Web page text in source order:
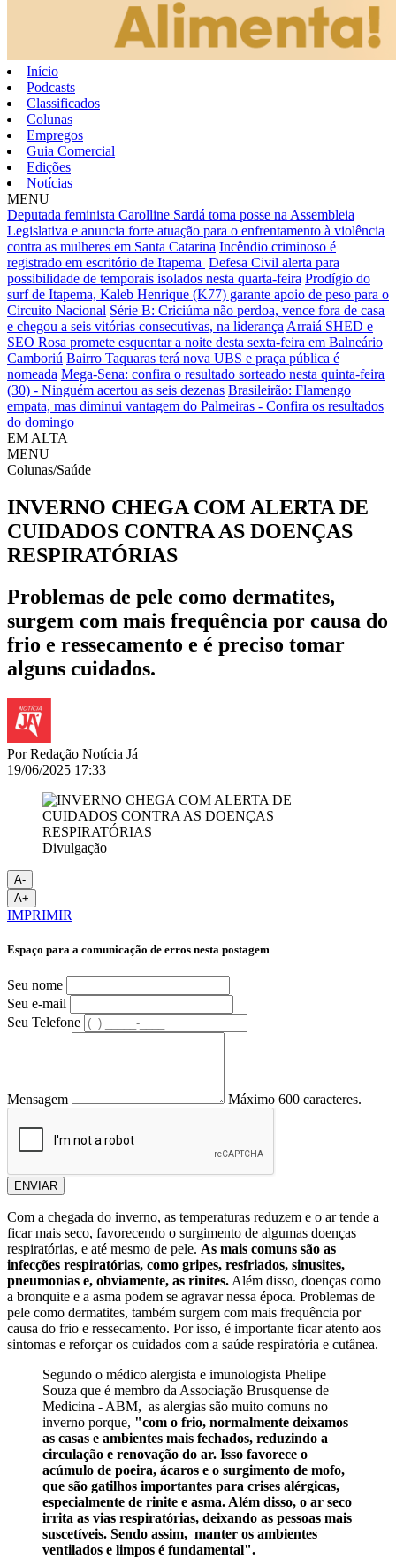
Início
Podcasts
Classificados
Colunas
Empregos
Guia Comercial
Edições
Notícias
MENU
Deputada feminista Carolline Sardá toma posse na Assembleia
Legislativa e anuncia forte atuação para o enfrentamento à violência
contra as mulheres em Santa Catarina Incêndio criminoso é
registrado em escritório de Itapema Defesa Civil alerta para
possibilidade de temporais isolados nesta quarta-feira Prodígio do
surf de Itapema, Kaleb Henrique (K77) garante apoio de peso para o
Circuito Nacional Série B: Criciúma não perdoa, vence fora de casa
e chegou a seis vitórias consecutivas, na liderança Arraiá SHED e
SEO Rosa promete esquentar a noite desta sexta-feira em Balneário
Camboriú Bairro Taquaras terá nova UBS e praça pública é
nomeada Mega-Sena: confira o resultado sorteado nesta quinta-feira
(30) - Ninguém acertou as seis dezenas Brasileirão: Flamengo
empata, mas diminui vantagem do Palmeiras - Confira os resultados
do domingo
EM ALTA
MENU
Colunas/Saúde
INVERNO CHEGA COM ALERTA DE
CUIDADOS CONTRA AS DOENÇAS
RESPIRATÓRIAS
Problemas de pele como dermatites,
surgem com mais frequência por causa do
frio e ressecamento e é preciso tomar
alguns cuidados.
PorRedação Notícia Já
19/06/2025 17:33
Divulgação
A-
A+
IMPRIMIR
Espaço para a comunicação de erros nesta postagem
Seu nome
Seu e-mail
Seu Telefone
Mensagem Máximo 600 caracteres.
ENVIAR
Com a chegada do inverno, as temperaturas reduzem e o ar tende a
ficar mais seco, favorecendo o surgimento de algumas doenças
respiratórias, e até mesmo de pele. As mais comuns são as
infecções respiratórias, como gripes, resfriados, sinusites,
pneumonias e, obviamente, as rinites. Além disso, doenças como
a bronquite e a asma podem se agravar nessa época. Problemas de
pele como dermatites, também surgem com mais frequência por
causa do frio e ressecamento. Por isso, é importante ficar atento aos
sintomas e reforçar os cuidados com a saúde respiratória e cutânea.
Segundo o médico alergista e imunologista Phelipe
Souza que é membro da Associação Brusquense de
Medicina - ABM, as alergias são muito comuns no
inverno porque, "com o frio, normalmente deixamos
as casas e ambientes mais fechados, reduzindo a
circulação e renovação do ar. Isso favorece o
acúmulo de poeira, ácaros e o surgimento de mofo,
que são gatilhos importantes para crises alérgicas,
especialmente de rinite e asma. Além disso, o ar seco
irrita as vias respiratórias, deixando as pessoas mais
suscetíveis. Sendo assim, manter os ambientes
ventilados e limpos é fundamental".